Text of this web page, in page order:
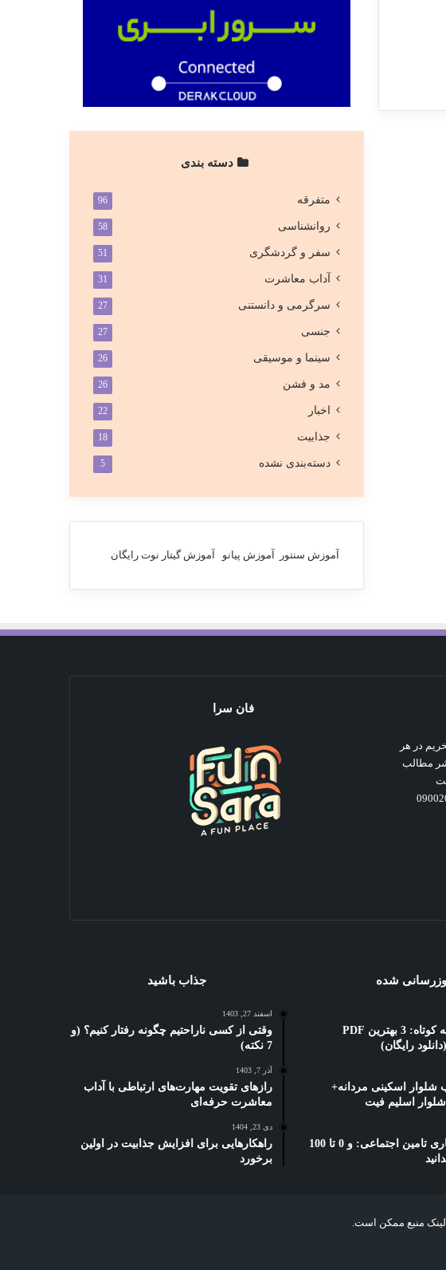
دسته بندی
متفرقه 96
روانشناسی 58
سفر و گردشگری 51
آداب معاشرت 31
سرگرمی و دانستنی 27
جنسی 27
سینما و موسیقی 26
مد و فشن 26
اخبار 22
جذابیت 18
دسته‌بندی نشده 5
آموزش سنتور آموزش پیانو آموزش گیتار نوت رایگان
در هر
مطالب
فان سرا
شده
نوشتن فیلمنامه کوتاه: 3 بهترین PDF
رایگان)
شلوار اسکینی مردانه+
اسلیم فیت
بخشنامه دورکاری تامین اجتماعی: و 0 تا 100
جذاب باشید
اسفند 27, 1403
وقتی از کسی ناراحتیم چگونه رفتار کنیم؟ (و
7 نکته)
آذر 7, 1403
رازهای تقویت مهارت‌های ارتباطی با آداب
معاشرت حرفه‌ای
دی 23, 1404
راهکارهایی برای افزایش جذابیت در اولین
برخورد
لینک منبع ممکن است.